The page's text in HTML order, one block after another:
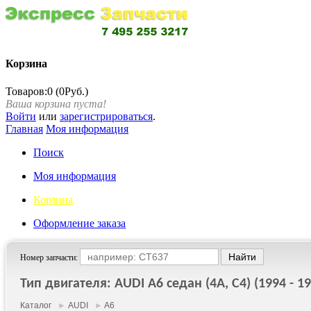
Корзина
Товаров:0 (0Руб.)
Ваша корзина пуста!
Войти или зарегистрироваться.
Главная Моя информация
Поиск
Моя информация
Корзина
Оформление заказа
Номер запчасти:
Тип двигателя: AUDI A6 седан (4A, C4) (1994 -
Каталог ► AUDI ► A6